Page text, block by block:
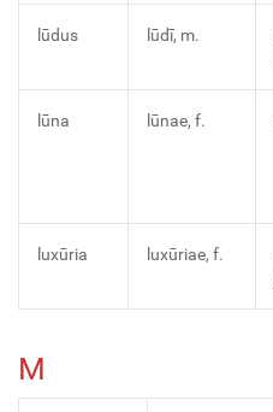
lūdus lūdī, m.
lūna lūnae, f.
luxūria luxūriae, f.
M